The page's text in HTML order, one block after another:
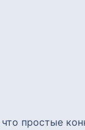
простые